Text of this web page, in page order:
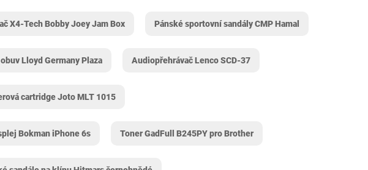
X4-Tech Bobby Joey Jam Box Pánské sportovní sandály CMP Hamal
Lloyd Germany Plaza Audiopřehrávač Lenco SCD-37
cartridge Joto MLT 1015
Bokman iPhone 6s Toner GadFull B245PY pro Brother